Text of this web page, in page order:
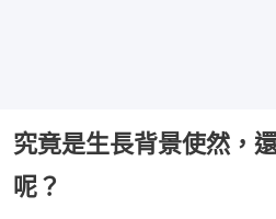
究竟是生長背景使然，
呢？